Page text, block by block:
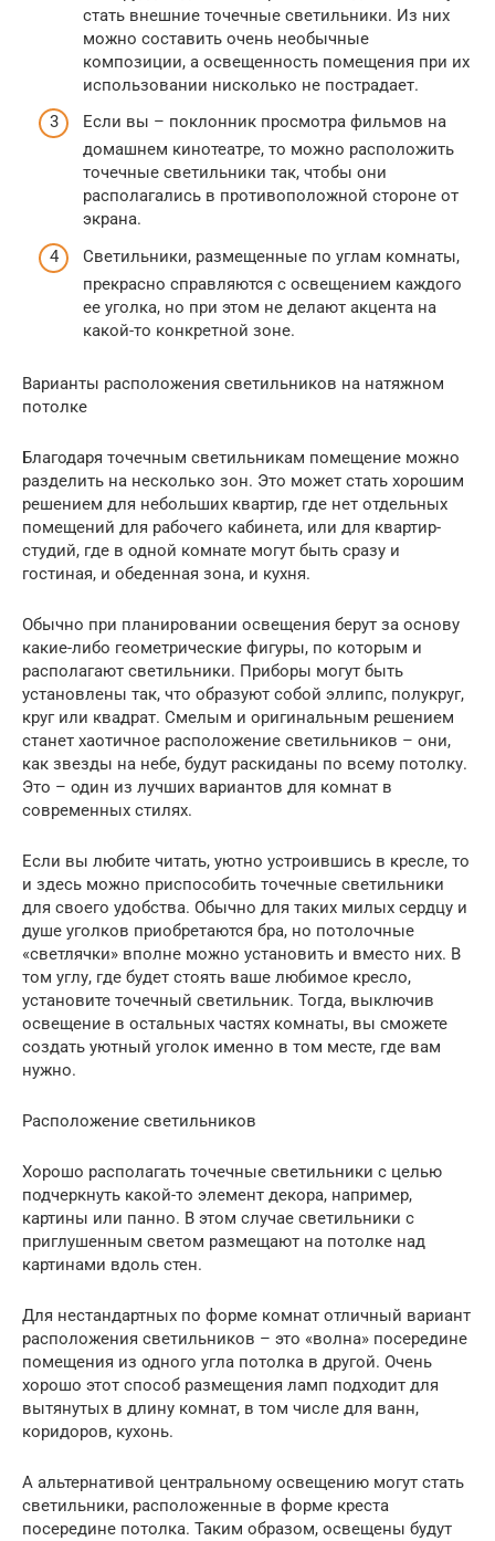
стать внешние точечные светильники. Из них
можно составить очень необычные
композиции, а освещенность помещения при их
использовании нисколько не пострадает.
Если вы – поклонник просмотра фильмов на
домашнем кинотеатре, то можно расположить
точечные светильники так, чтобы они
располагались в противоположной стороне от
экрана.
Светильники, размещенные по углам комнаты,
прекрасно справляются с освещением каждого
ее уголка, но при этом не делают акцента на
какой-то конкретной зоне.
Варианты расположения светильников на натяжном
потолке
Благодаря точечным светильникам помещение можно
разделить на несколько зон. Это может стать хорошим
решением для небольших квартир, где нет отдельных
помещений для рабочего кабинета, или для квартир-
студий, где в одной комнате могут быть сразу и
гостиная, и обеденная зона, и кухня.
Обычно при планировании освещения берут за основу
какие-либо геометрические фигуры, по которым и
располагают светильники. Приборы могут быть
установлены так, что образуют собой эллипс, полукруг,
круг или квадрат. Смелым и оригинальным решением
станет хаотичное расположение светильников – они,
как звезды на небе, будут раскиданы по всему потолку.
Это – один из лучших вариантов для комнат в
современных стилях.
Если вы любите читать, уютно устроившись в кресле, то
и здесь можно приспособить точечные светильники
для своего удобства. Обычно для таких милых сердцу и
душе уголков приобретаются бра, но потолочные
«светлячки» вполне можно установить и вместо них. В
том углу, где будет стоять ваше любимое кресло,
установите точечный светильник. Тогда, выключив
освещение в остальных частях комнаты, вы сможете
создать уютный уголок именно в том месте, где вам
нужно.
Расположение светильников
Хорошо располагать точечные светильники с целью
подчеркнуть какой-то элемент декора, например,
картины или панно. В этом случае светильники с
приглушенным светом размещают на потолке над
картинами вдоль стен.
Для нестандартных по форме комнат отличный вариант
расположения светильников – это «волна» посередине
помещения из одного угла потолка в другой. Очень
хорошо этот способ размещения ламп подходит для
вытянутых в длину комнат, в том числе для ванн,
коридоров, кухонь.
А альтернативой центральному освещению могут стать
светильники, расположенные в форме креста
посередине потолка. Таким образом, освещены будут